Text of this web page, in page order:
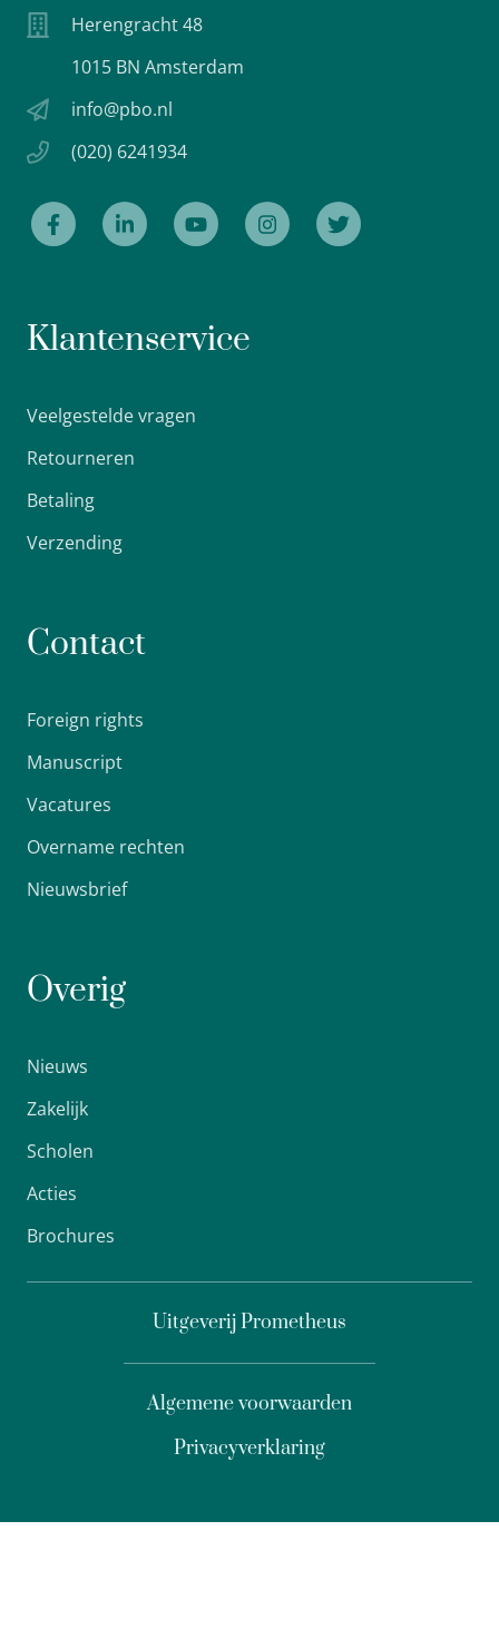
Herengracht 48
1015 BN Amsterdam
info@pbo.nl
(020) 6241934
Klantenservice
Veelgestelde vragen
Retourneren
Betaling
Verzending
Contact
Foreign rights
Manuscript
Vacatures
Overname rechten
Nieuwsbrief
Overig
Nieuws
Zakelijk
Scholen
Acties
Brochures
Uitgeverij Prometheus
Privacyverklaring
Algemene voorwaarden